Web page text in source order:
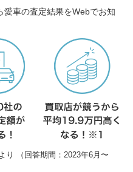
愛車の査定結果をWebでお知
り （回答期間：2023年6月〜